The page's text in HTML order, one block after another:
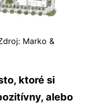
Marko &
ktoré si
alebo